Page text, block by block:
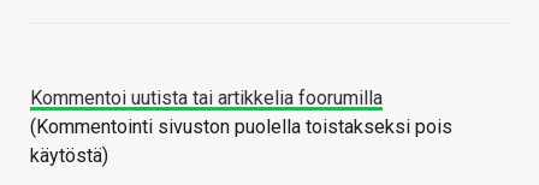
Kommentoi uutista tai artikkelia foorumilla
(Kommentointi sivuston puolella toistakseksi pois
käytöstä)